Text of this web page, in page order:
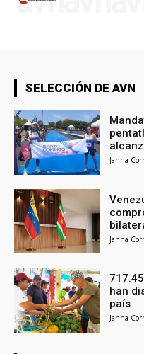
SELECCIÓN DE AVN
Janna
Janna
han
país
Janna